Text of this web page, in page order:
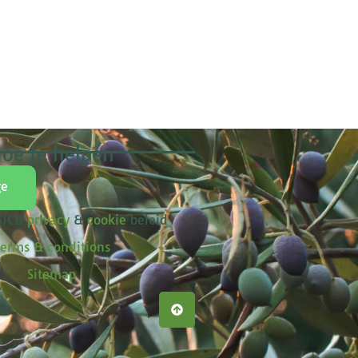
te helpen
privacy& cookiebeleid
& conditions
Sitemap